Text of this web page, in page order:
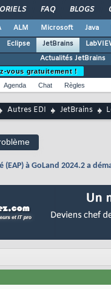
FAQ BLOGS
ALM Microsoft Java
Eclipse JetBrains
Actualités JetBrains
vous gratuitement !
Agenda Chat Règles
Autres EDI JetBrains
à GoLand 2024.2 a